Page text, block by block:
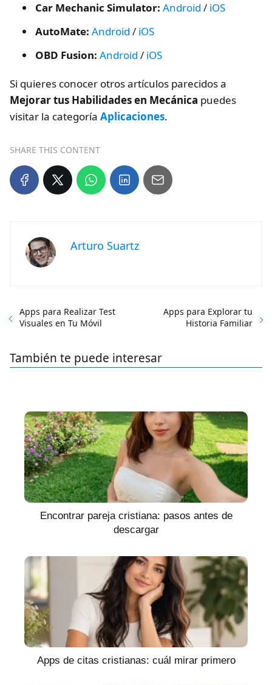
Car Mechanic Simulator: Android / iOS
AutoMate: Android / iOS
OBD Fusion: Android / iOS
Si quieres conocer otros artículos parecidos a
Mejorar tus Habilidades en Mecánica puedes
visitar la categoría Aplicaciones.
SHARE THIS CONTENT
Arturo Suartz
Apps para Realizar Test
Visuales en Tu Móvil
Apps para Explorar tu
Historia Familiar
También te puede interesar
Encontrar pareja cristiana: pasos antes de
descargar
Apps de citas cristianas: cuál mirar primero